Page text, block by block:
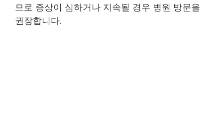
므로 증상이 심하거나 지속될 경우 병원 방문을
권장합니다.